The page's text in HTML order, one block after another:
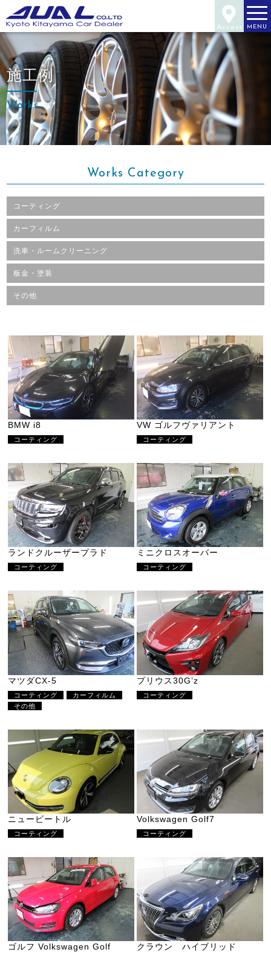
Access MENU
施工例
Works
Works Category
コーティング
カーフィルム
洗車・ルームクリーニング
板金・塗装
その他
BMW i8
コーティング
VW ゴルフヴァリアント
コーティング
ランドクルーザープラド
コーティング
ミニクロスオーバー
コーティング
マツダCX-5
コーティング
カーフィルム
その他
プリウス30G’z
コーティング
ニュービートル
コーティング
Volkswagen Golf7
コーティング
ゴルフ Volkswagen Golf クラウン ハイブリッド